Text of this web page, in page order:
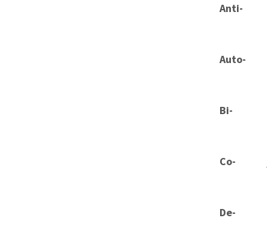
Anti-
Auto-
Bi-
Co-
De-